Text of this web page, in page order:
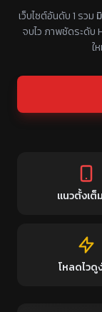
แหล่งรวมซีรี่ย์จี
เว็บไซต์อันดับ 1 รวม
จบไว ภาพชัดระดับ
ใ
แนวตั้งเต็
โหลดไวดู